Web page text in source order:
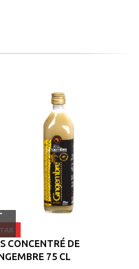
CONCENTRÉ DE
75 CL